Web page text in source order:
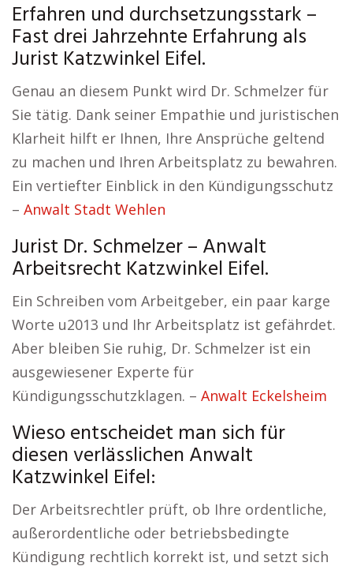
Erfahren und durchsetzungsstark –
Fast drei Jahrzehnte Erfahrung als
Jurist Katzwinkel Eifel.
Genau an diesem Punkt wird Dr. Schmelzer für
Sie tätig. Dank seiner Empathie und juristischen
Klarheit hilft er Ihnen, Ihre Ansprüche geltend
zu machen und Ihren Arbeitsplatz zu bewahren.
Ein vertiefter Einblick in den Kündigungsschutz
– Anwalt Stadt Wehlen
Jurist Dr. Schmelzer – Anwalt
Arbeitsrecht Katzwinkel Eifel.
Ein Schreiben vom Arbeitgeber, ein paar karge
Worte u2013 und Ihr Arbeitsplatz ist gefährdet.
Aber bleiben Sie ruhig, Dr. Schmelzer ist ein
ausgewiesener Experte für
Kündigungsschutzklagen. – Anwalt Eckelsheim
Wieso entscheidet man sich für
diesen verlässlichen Anwalt
Katzwinkel Eifel:
Der Arbeitsrechtler prüft, ob Ihre ordentliche,
außerordentliche oder betriebsbedingte
Kündigung rechtlich korrekt ist, und setzt sich